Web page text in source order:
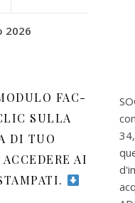
2026
FAC-
SULLA
DI TUO
AI